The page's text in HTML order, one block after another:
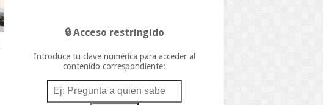
🔒 Acceso restringido
Introduce tu clave numérica para acceder al
contenido correspondiente: